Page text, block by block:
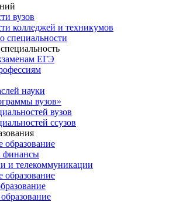
вузов
колледжей и техникумов
специальности
ЕГЭ
науки
вузов»
вузов
ссузов
финансы
и телекоммуникации